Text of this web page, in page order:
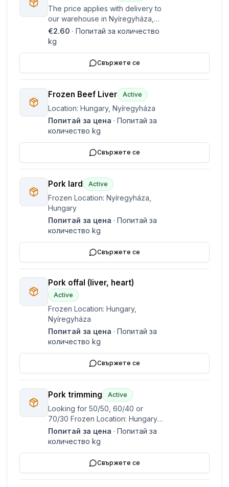
The price applies with delivery to
our warehouse in Nyíregyháza,
Hungary. Please contact us if you
wish to negotiate payment terms
certificates and information on
€2.60 ·Попитай за количество
kg
Свържете се
Frozen Beef Liver Active
Location: Hungary, Nyíregyháza
Попитай за цена ·Попитай за
количество kg
Свържете се
Pork lard Active
Frozen Location: Nyíregyháza,
Hungary
Попитай за цена ·Попитай за
количество kg
Свържете се
Pork offal (liver, heart)
Active
Frozen Location: Hungary,
Nyíregyháza
Попитай за цена ·Попитай за
количество kg
Свържете се
Pork trimming Active
Looking for 50/50, 60/40 or
70/30 Frozen Location: Hungary,
Nyíregyháza
Попитай за цена ·Попитай за
количество kg
Свържете се